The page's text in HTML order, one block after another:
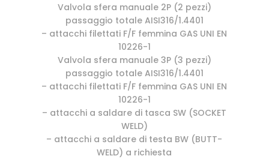
Valvola sfera manuale 2P (2 pezzi)
passaggio totale AISI316/1.4401
– attacchi filettati F/F femmina GAS UNI EN
10226-1
Valvola sfera manuale 3P (3 pezzi)
passaggio totale AISI316/1.4401
– attacchi filettati F/F femmina GAS UNI EN
10226-1
– attacchi a saldare di tasca SW (SOCKET
WELD)
– attacchi a saldare di testa BW (BUTT-
WELD) a richiesta